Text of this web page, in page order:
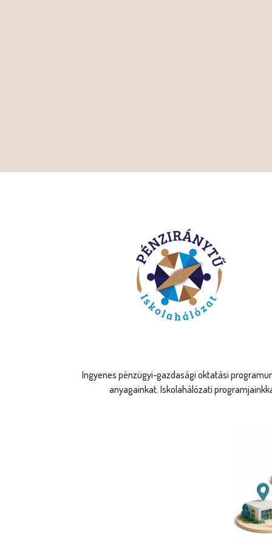
Ingyenes pénzügyi-gazdasági oktatási
anyagainkat. Iskolahálózati